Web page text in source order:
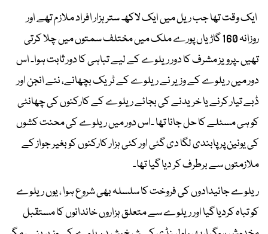
ایک وقت تھا جب ریل میں ایک لاکھ ستر ہزار افراد ملازم تھے اور
روزانہ 160 گاڑیاں پورے ملک میں مختلف سمتوں میں چلا کرتی
تھیں ۔پرویز مشرف کا دور ریلوے کے لیے تباہی کا دور ثابت ہوا۔ اس
دور میں ریلوے کے وزیر نے ریلوے کے ٹریک بچھانے، نئے انجن اور
ڈبے تیار کرنے یا خریدنے کی بجائے ریلوے کے کارکنوں کی چھانٹی
کو ہی مسئلے کا حل جانا تھا ۔اس دور میں ریلوے کی محنت کشوں
کی یونین پر پابندی لگا دی گئی اور کئی ہزار کارکنوں کو بغیر جواز کے
ملازمتوں سے برطرف کر دیا گیا تھا۔
ریلوے جائیدادوں کی فروخت کا سلسلہ بھی شروع ہوا ، یوں ریلوے
کو تباہ کردیا گیا اور ریلوے سے متعلق ہزاروں خاندانوں کا مستقبل